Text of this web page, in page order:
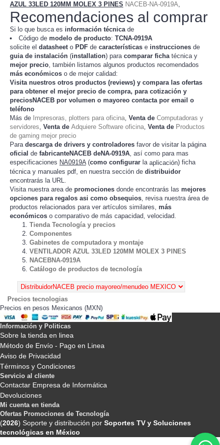
AZUL 33LED 120MM MOLEX 3 PINES NACEB-NA-0919A,
Recomendaciones al comprar
Si lo que busca es información técnicade
Código de modelo de producto: TCNA-0919A
solicite el datasheeto PDF de características e instrucciones de
guia de instalación (installation) para comparar fichatécnica y
mejor precio, también listamos algunos productos recomendados
más económicos o de mejor calidad:
Visita nuestros otros productos (reviews) y compara las ofertas
para obtener el mejor precio de compra, para cotización y
preciosNACEB por volumen o mayoreo contacta por email o
teléfono
Más de Impresoras, plotters para oficina, Venta de Computadoras y
servidores, Venta de Adquiere Software oficina, Venta de Productos
de gaming mejor precio
Para descarga de drivers y controladores favor de visitar la página
oficial de fabricanteNACEB deNA-0919A, así como para mas
especificaciones NA0919A(como configurar la aplicación) ficha
técnica y manuales pdf, en nuestra sección de distribuidor
encontrarás la URL.
Visita nuestra area de promociones donde encontrarás las mejores
opciones para regalos asi como obsequios , revisa nuestra área de
productos relacionados para ver artículos similares más
económicos o comparativo de más capacidad, velocidad.
Tienda Tecnología y precios
Componentes
Gabinetes de computadora y montaje
VENTILADOR AZUL 33LED 120MM MOLEX 3 PINES
NACEBNA-0919A
Catálogo de productos de tecnología
Precios tecnologias
Precios en pesos Mexicanos (MXN)
Información y Politicas
Sobre la tienda en linea
Método de Envío - Pago en Linea
Aviso de Privacidad
Términos y Condiciones
Servicio al cliente
Contactar Empresa de Informática
Devoluciones
Mi cuenta en tienda
Ofertas Promociones de Tecnología
(2026) Soporte y distribución por Soportes TV y Soluciones
tecnológicas en México